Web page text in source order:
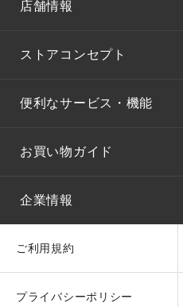
店舗情報
ストアコンセプト
便利なサービス・機能
お買い物ガイド
企業情報
ご利用規約
プライバシーポリシー